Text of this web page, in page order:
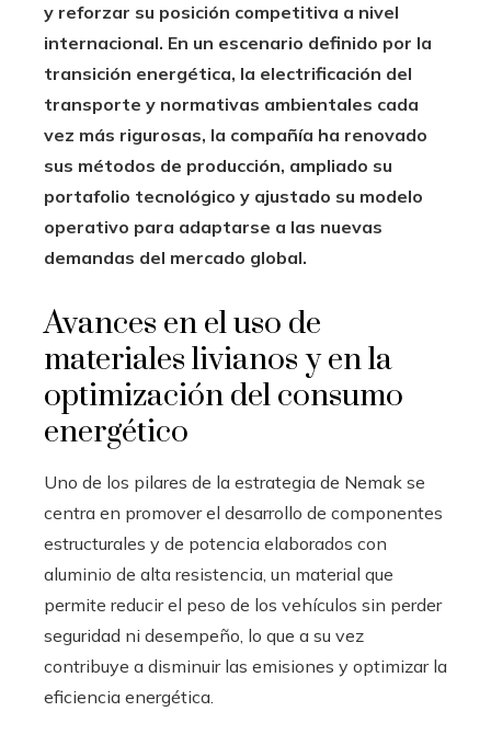
y reforzar su posición competitiva a nivel
internacional. En un escenario definido por la
transición energética, la electrificación del
transporte y normativas ambientales cada
vez más rigurosas, la compañía ha renovado
sus métodos de producción, ampliado su
portafolio tecnológico y ajustado su modelo
operativo para adaptarse a las nuevas
demandas del mercado global.
Avances en el uso de
materiales livianos y en la
optimización del consumo
energético
Uno de los pilares de la estrategia de Nemak se
centra en promover el desarrollo de componentes
estructurales y de potencia elaborados con
aluminio de alta resistencia, un material que
permite reducir el peso de los vehículos sin perder
seguridad ni desempeño, lo que a su vez
contribuye a disminuir las emisiones y optimizar la
eficiencia energética.